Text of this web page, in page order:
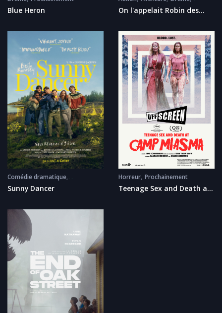
Blue Heron
Prochainement
On l'appelait Robin des
Comédie dramatique
Prochainement
Sunny Dancer
Horreur Prochainement
Teenage Sex and Death at